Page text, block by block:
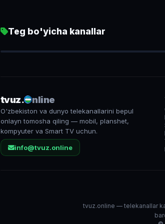
Teg bo'yicha kanallar
SPORT TV UZ
tvuz. nline
O'zbekiston va dunyo telekanallarini bepul
onlayn tomosha qiling — mobil, planshet,
kompyuter va Smart TV uchun.
info@tvuz.online
tvuz.online — telekanallar